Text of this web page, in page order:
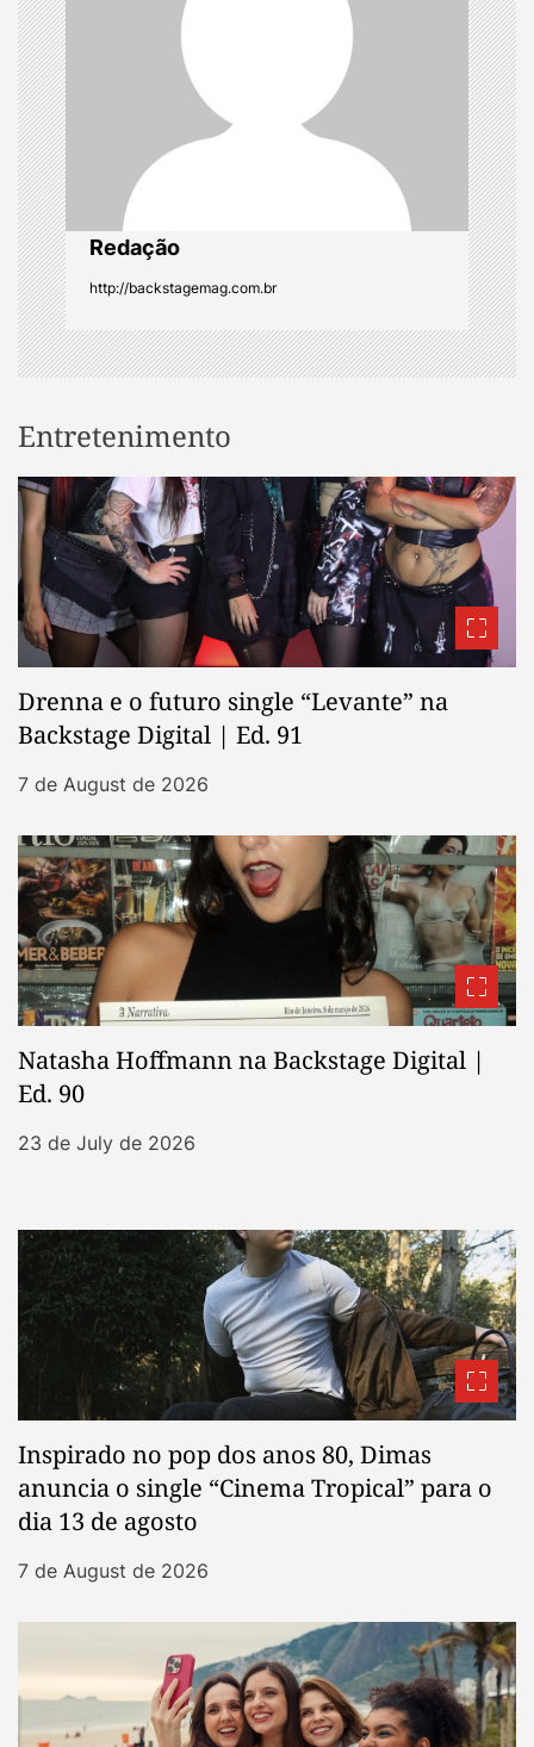
g
a
t
i
o
n
Redação
http://backstagemag.com.br
Entretenimento
Drenna e o futuro single “Levante” na
Backstage Digital | Ed. 91
7 de August de 2026
Natasha Hoffmann na Backstage Digital |
Ed. 90
23 de July de 2026
Inspirado no pop dos anos 80, Dimas
anuncia o single “Cinema Tropical” para o
dia 13 de agosto
7 de August de 2026